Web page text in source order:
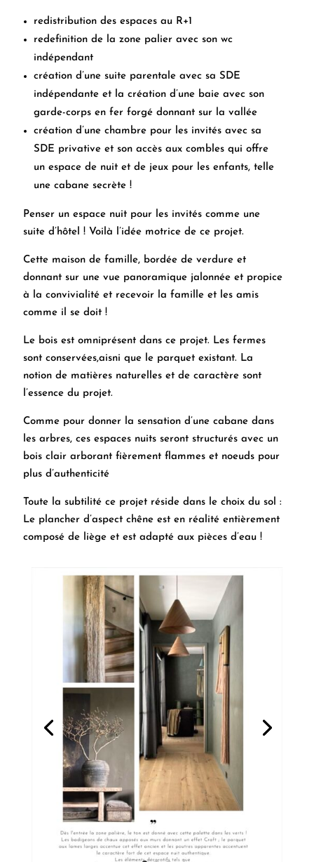
redistribution des espaces au R+1
redefinition de la zone palier avec son wc
indépendant
création d’une suite parentale avec sa SDE
indépendante et la création d’une baie avec son
garde-corps en fer forgé donnant sur la vallée
création d’une chambre pour les invités avec sa
SDE privative et son accès aux combles qui offre
un espace de nuit et de jeux pour les enfants, telle
une cabane secrète !
Penser un espace nuit pour les invités comme une
suite d’hôtel ! Voilà l’idée motrice de ce projet.
Cette maison de famille, bordée de verdure et
donnant sur une vue panoramique jalonnée et propice
à la convivialité et recevoir la famille et les amis
comme il se doit !
Le bois est omniprésent dans ce projet. Les fermes
sont conservées,aisni que le parquet existant. La
notion de matières naturelles et de caractère sont
l’essence du projet.
Comme pour donner la sensation d’une cabane dans
les arbres, ces espaces nuits seront structurés avec un
bois clair arborant fièrement flammes et noeuds pour
plus d’authenticité
Toute la subtilité ce projet réside dans le choix du sol :
Le plancher d’aspect chêne est en réalité entièrement
composé de liège et est adapté aux pièces d’eau !